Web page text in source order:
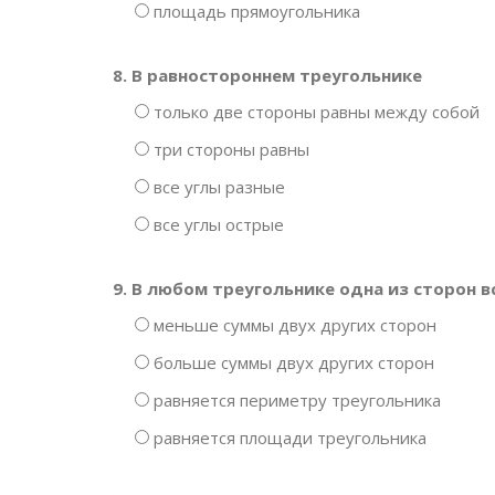
площадь прямоугольника
8. В равностороннем треугольнике
только две стороны равны между собой
три стороны равны
все углы разные
все углы острые
9. В любом треугольнике одна из сторон
меньше суммы двух других сторон
больше суммы двух других сторон
равняется периметру треугольника
равняется площади треугольника